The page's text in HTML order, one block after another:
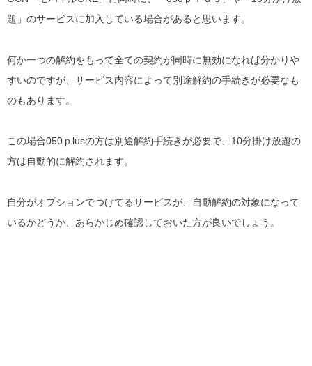
題」のサービスに加入している場合があると思います。
何か一つの解約をもって全ての契約が同時に無効になれば分かりや
すいのですが、サービス内容によって別途解約の手続きが必要なも
のもあります。
この場合050ｐlusの方は別途解約手続きが必要で、10分掛け放題の
方は自動的に解約されます。
自分がオプションでつけてるサービスが、自動解約の対象になって
いるかどうか、あらかじめ確認しておいた方が良いでしょう。